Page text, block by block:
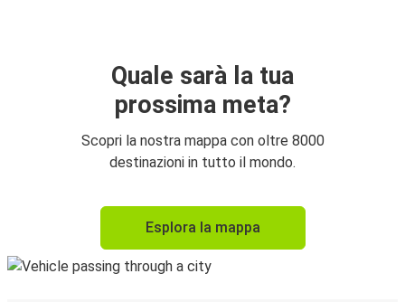
Quale sarà la tua
prossima meta?
Scopri la nostra mappa con oltre 8000
destinazioni in tutto il mondo.
Esplora la mappa